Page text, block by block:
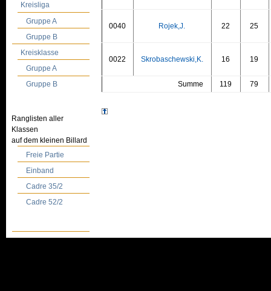
Kreisliga
Gruppe A
Gruppe B
Kreisklasse
Gruppe A
Gruppe B
Ranglisten aller
Klassen
auf dem kleinen Billard
Freie Partie
Einband
Cadre 35/2
Cadre 52/2
0040 Rojek,J. 22 25
0022 Skrobaschewski,K. 16 19
Summe 119 79